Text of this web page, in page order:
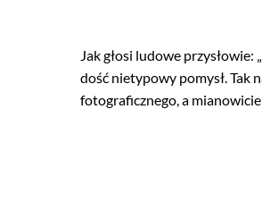
Jak głosi ludowe
dość nietypowy pomysł. Tak
fotograficznego, a